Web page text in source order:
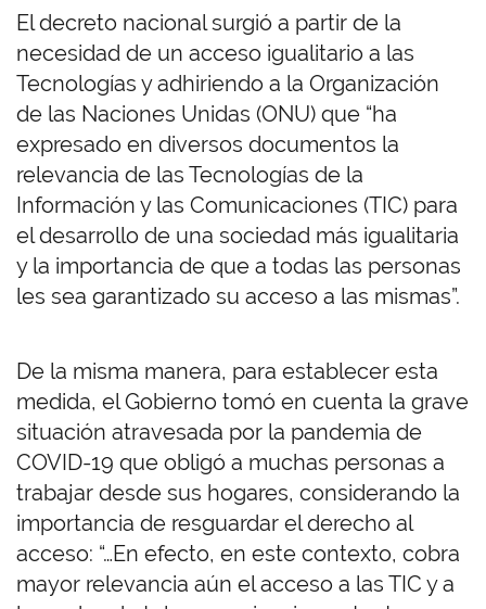
El decreto nacional surgió a partir de la
necesidad de un acceso igualitario a las
Tecnologías y adhiriendo a la Organización
de las Naciones Unidas (ONU) que “ha
expresado en diversos documentos la
relevancia de las Tecnologías de la
Información y las Comunicaciones (TIC) para
el desarrollo de una sociedad más igualitaria
y la importancia de que a todas las personas
les sea garantizado su acceso a las mismas”.
De la misma manera, para establecer esta
medida, el Gobierno tomó en cuenta la grave
situación atravesada por la pandemia de
COVID-19 que obligó a muchas personas a
trabajar desde sus hogares, considerando la
importancia de resguardar el derecho al
acceso: “…En efecto, en este contexto, cobra
mayor relevancia aún el acceso a las TIC y a